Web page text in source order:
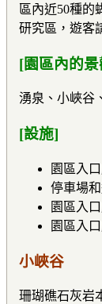
區內近50種的
研究區，遊客
[園區內的景
湧泉、小峽谷
[設施]
園區入
停車場
園區入
園區入
小峽谷
珊瑚礁石灰岩